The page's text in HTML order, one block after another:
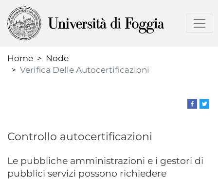
to
Home
Node
Verifica Delle Autocertificazioni
Controllo autocertificazioni
Le pubbliche amministrazioni e i gestori di
pubblici servizi possono richiedere